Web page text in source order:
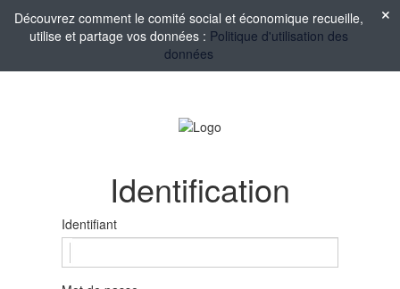
Découvrez comment le comité social et économique recueille,
utilise et partage vos données : Politique d'utilisation des
données
Identification
Identifiant